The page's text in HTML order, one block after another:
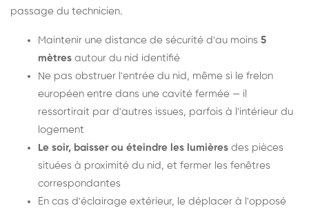
passage du technicien.
Maintenir une distance de sécurité d'au moins 5
mètres autour du nid identifié
Ne pas obstruer l'entrée du nid, même si le frelon
européen entre dans une cavité fermée — il
ressortirait par d'autres issues, parfois à l'intérieur du
logement
Le soir, baisser ou éteindre les lumières des pièces
situées à proximité du nid, et fermer les fenêtres
correspondantes
En cas d'éclairage extérieur, le déplacer à l'opposé